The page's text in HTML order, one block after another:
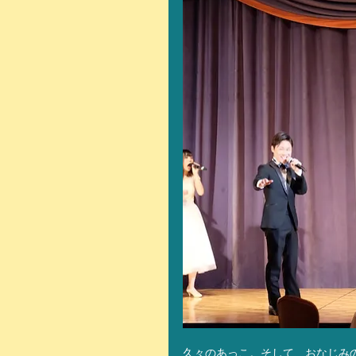
久々のあっこ。そして、おなじみ